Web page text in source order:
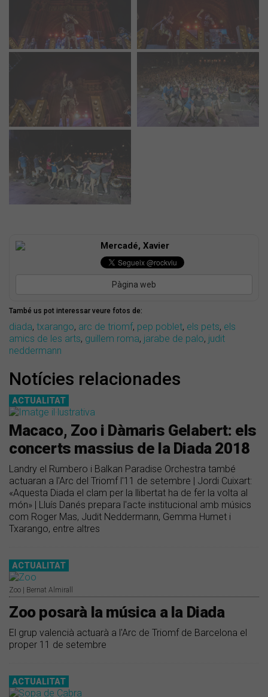
Mercadé, Xavier
Pàgina web
També us pot interessar veure fotos de:
diada, txarango, arc de triomf, pep poblet, els pets, els
amics de les arts, guillem roma, jarabe de palo, judit
neddermann
Notícies relacionades
ACTUALITAT
Macaco, Zoo i Dàmaris Gelabert: els
concerts massius de la Diada 2018
Landry el Rumbero i Balkan Paradise Orchestra també
actuaran a l'Arc del Triomf l'11 de setembre | Jordi Cuixart:
«Aquesta Diada el clam per la llibertat ha de fer la volta al
món» | Lluís Danés prepara l'acte institucional amb músics
com Roger Mas, Judit Neddermann, Gemma Humet i
Txarango, entre altres
ACTUALITAT
Zoo | Bernat Almirall
Zoo posarà la música a la Diada
El grup valencià actuarà a l'Arc de Triomf de Barcelona el
proper 11 de setembre
ACTUALITAT